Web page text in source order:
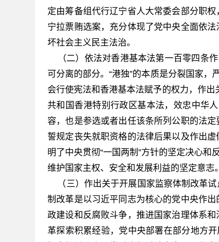
定由筹备组代行辽宁省人大常委会部分职
宁拉票贿选案，充分体现了党中央全面依
坏社会主义民主法治。
（二）依法对香港基本法第一百零四条作
可分离的部分。“港独”的本质是分裂国家，
会行使宪法和香港基本法赋予的权力，作
共和国香港特别行政区基本法，效忠中华
容，也是参选或者出任该条所列公职的法
誓规定丧失就职资格的法律后果以及作出
明了中央贯彻“一国两制”方针的坚定决心和
维护国家主权、安全和发展利益的坚定意志
（三）作出关于开展国家监察体制改革
制改革是以习近平同志为核心的党中央作
政建设和反腐败斗争，推进国家治理体系
革探索积累经验，党中央部署在部分地方